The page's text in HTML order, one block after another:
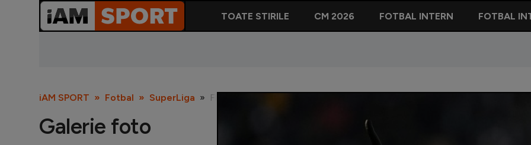
TOATE STIRILE CM 2026 FOTBAL INTERN FOTBAL
iAM SPORT Fotbal SuperLiga Florinel Coman, în fața unei performanțe speciale pentru FCSB, la doar 25
Galerie foto